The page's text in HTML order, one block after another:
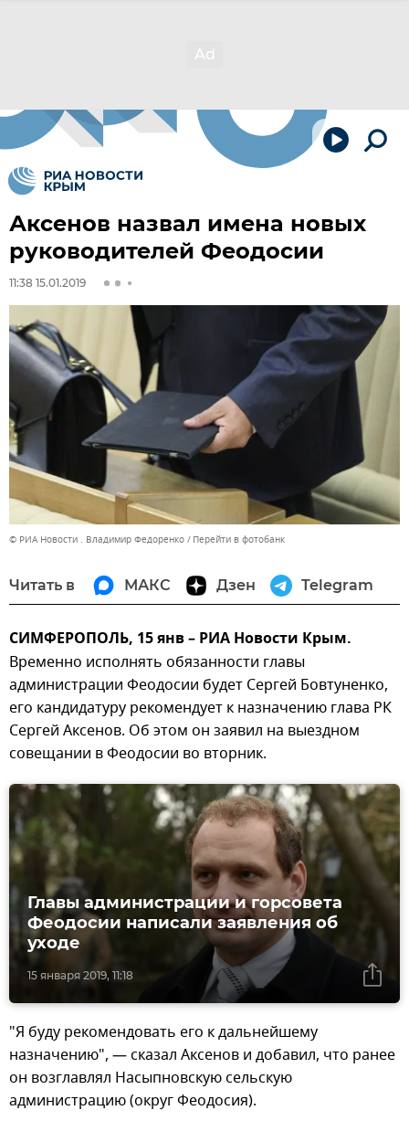
Аксенов назвал имена новых
руководителей Феодосии
11:38 15.01.2019
© РИА Новости . Владимир Федоренко Перейти в фотобанк
Читать в МАКС Дзен Telegram
СИМФЕРОПОЛЬ, 15 янв – РИА Новости Крым.
Временно исполнять обязанности главы
администрации Феодосии будет Сергей Бовтуненко,
его кандидатуру рекомендует к назначению глава РК
Сергей Аксенов. Об этом он заявил на выездном
совещании в Феодосии во вторник.
15 января 2019, 11:18
Главы администрации и горсовета
Феодосии написали заявления об
уходе
"Я буду рекомендовать его к дальнейшему
назначению", — сказал Аксенов и добавил, что ранее
он возглавлял Насыпновскую сельскую
администрацию (округ Феодосия).